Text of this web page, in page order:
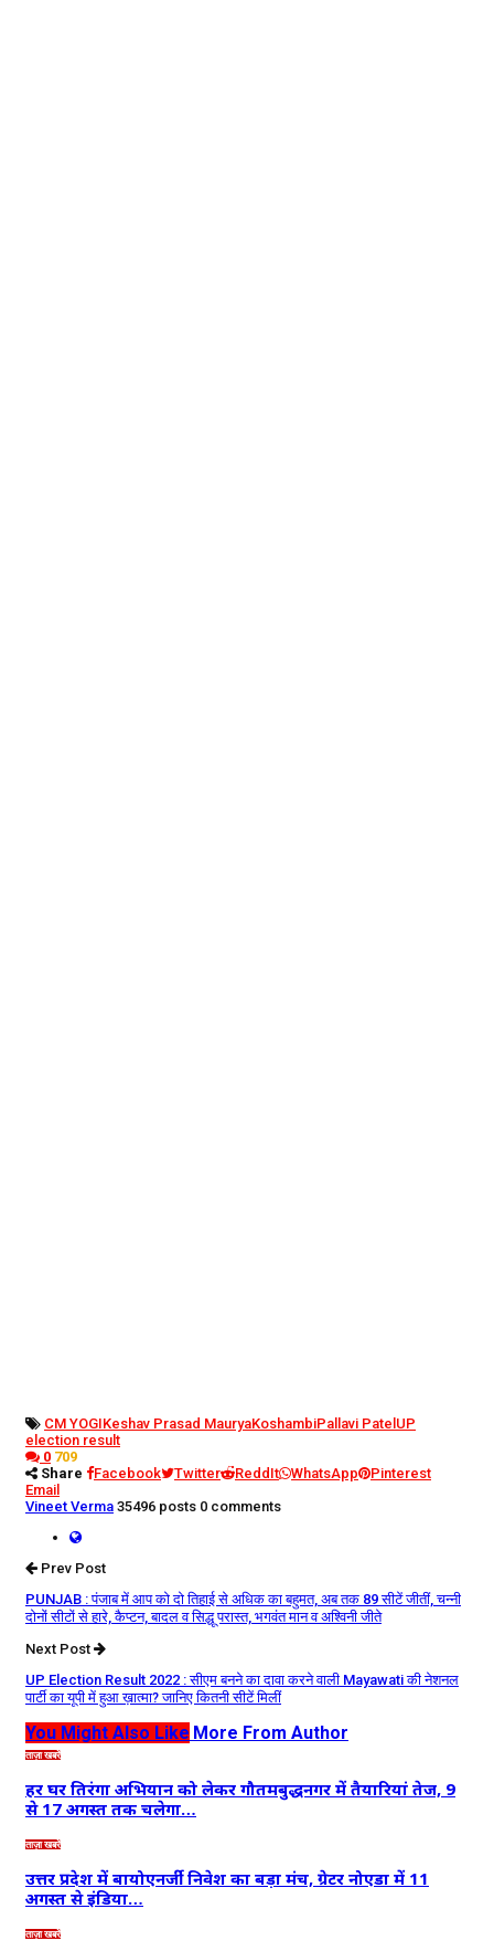
CM YOGIKeshav Prasad MauryaKoshambiPallavi Patel UP
election result
0 709
Share
Facebook Twitter ReddIt WhatsApp
Pinterest
Email
Vineet Verma 35496 posts 0 comments
Prev Post
PUNJAB : पंजाब में आप को दो तिहाई से अधिक का बहुमत, अब तक 89 सीटें जीतीं, चन्‍नी
दोनों सीटों से हारे, कैप्‍टन, बादल व सिद्धू परास्‍त, भगवंत मान व अश्विनी जीते
Next Post
UP Election Result 2022 : सीएम बनने का दावा करने वाली Mayawati की नेशनल
पार्टी का यूपी में हुआ ख़ात्मा? जानिए कितनी सीटें मिलीं
You Might Also Like More From Author
ताज़ा खबरें
हर घर तिरंगा अभियान को लेकर गौतमबुद्धनगर में तैयारियां तेज, 9
से 17 अगस्त तक चलेगा…
ताज़ा खबरें
उत्तर प्रदेश में बायोएनर्जी निवेश का बड़ा मंच, ग्रेटर नोएडा में 11
अगस्त से इंडिया…
ताज़ा खबरें